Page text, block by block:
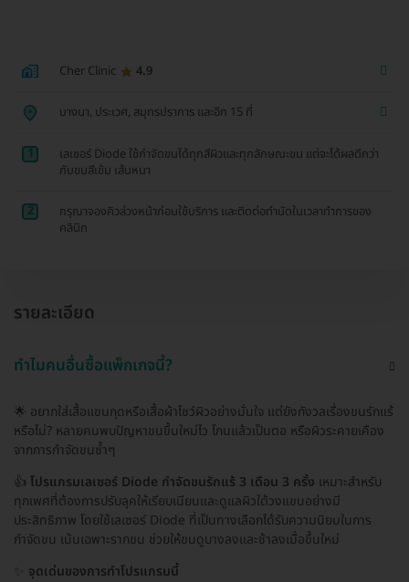
Cher Clinic 4.9
บางนา, ประเวศ, สมุทรปราการ และอีก 15 ที่
1
เลเซอร์ Diode ใช้กำจัดขนได้ทุกสีผิวและทุกลักษณะขน แต่จะได้ผลดีกว่า
กับขนสีเข้ม เส้นหนา
2
กรุณาจองคิวล่วงหน้าก่อนใช้บริการ และติดต่อทำนัดในเวลาทำการของ
คลินิก
รายละเอียด
ทำไมคนอื่นซื้อแพ็กเกจนี้?
🌟 อยากใส่เสื้อแขนกุดหรือเสื้อผ้าโชว์ผิวอย่างมั่นใจ แต่ยังกังวลเรื่องขนรักแร้
หรือไม่? หลายคนพบปัญหาขนขึ้นใหม่ไว โกนแล้วเป็นตอ หรือผิวระคายเคือง
จากการกำจัดขนซ้ำๆ
👍 โปรแกรมเลเซอร์ Diode กำจัดขนรักแร้ 3 เดือน 3 ครั้ง เหมาะสำหรับ
ทุกเพศที่ต้องการปรับลุคให้เรียบเนียนและดูแลผิวใต้วงแขนอย่างมี
ประสิทธิภาพ โดยใช้เลเซอร์ Diode ที่เป็นทางเลือกได้รับความนิยมในการ
กำจัดขน เน้นเฉพาะรากขน ช่วยให้ขนดูบางลงและช้าลงเมื่อขึ้นใหม่
จุดเด่นของการทำโปรแกรมนี้